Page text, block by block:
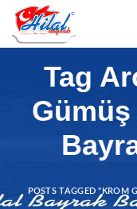
Tag
POSTS TAGGED "KROM